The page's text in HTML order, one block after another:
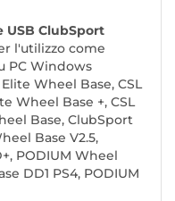
ClubSport
l'utilizzo come
PC Windows
Wheel Base, CSL
Wheel Base +, CSL
Base, ClubSport
Base V2.5,
PODIUM Wheel
DD1 PS4, PODIUM